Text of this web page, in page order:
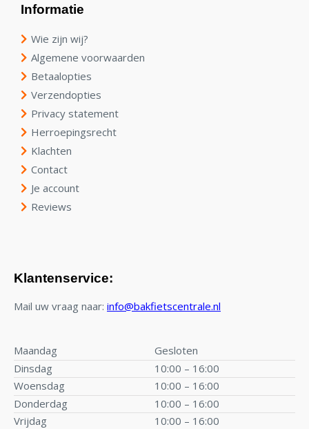
Informatie
Wie zijn wij?
Algemene voorwaarden
Betaalopties
Verzendopties
Privacy statement
Herroepingsrecht
Klachten
Contact
Je account
Reviews
Klantenservice:
Mail uw vraag naar: info@bakfietscentrale.nl
Maandag
Gesloten
Dinsdag
10:00 – 16:00
Woensdag
10:00 – 16:00
Donderdag
10:00 – 16:00
Vrijdag
10:00 – 16:00